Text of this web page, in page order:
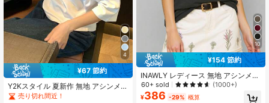
4
¥67 節約
Y2Kスタイル 夏新作 無地 アシンメト
リーショルダー 半袖 レディースTシ
売り切れ間近！
10
¥154 節約
INAWLY レディース 無地 アシンメト
リーネックラインカジュアル半袖Tシ
ャツ
60+ sold (1000+)
¥386 -29% 概算